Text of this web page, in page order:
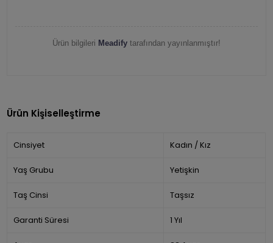
Ürün bilgileri Meadify tarafından yayınlanmıştır!
Ürün Kişiselleştirme
Cinsiyet Kadın / Kız
Yaş Grubu Yetişkin
Taş Cinsi Taşsız
Garanti Süresi 1 Yıl